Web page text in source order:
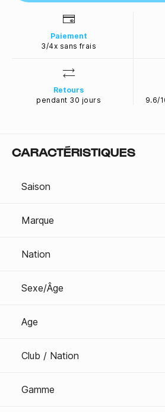
Paiement
3/4x sans frais
Retours
pendant 30 jours
9.6/
CARACTÉRISTIQUES
Saison
Marque
Nation
Sexe/Âge
Age
Club / Nation
Gamme